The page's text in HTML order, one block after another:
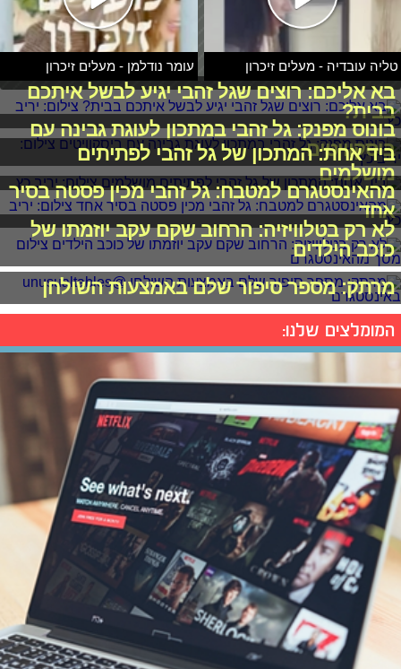
טליה עובדיה - מעלים זיכרון עומר נודלמן - מעלים זיכרון
בא אליכם: רוצים שגל זהבי יגיע לבשל איתכם
בבית?
בונוס מפנק: גל זהבי במתכון לעוגת גבינה עם
ביסקוויטים
ביד אחת: המתכון של גל זהבי לפתיתים
מושלמים
מהאינסטגרם למטבח: גל זהבי מכין פסטה בסיר
אחד
לא רק בטלוויזיה: הרחוב שקם עקב יוזמתו של
כוכב הילדים
מרתק: מספר סיפור שלם באמצעות השולחן
המומלצים שלנו: